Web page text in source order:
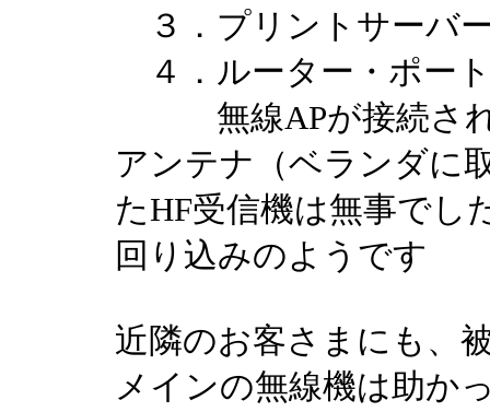
３．プリントサーバ
４．ルーター・ポー
無線APが接続され
アンテナ（ベランダに
たHF受信機は無事でし
回り込みのようです
近隣のお客さまにも、
メインの無線機は助か